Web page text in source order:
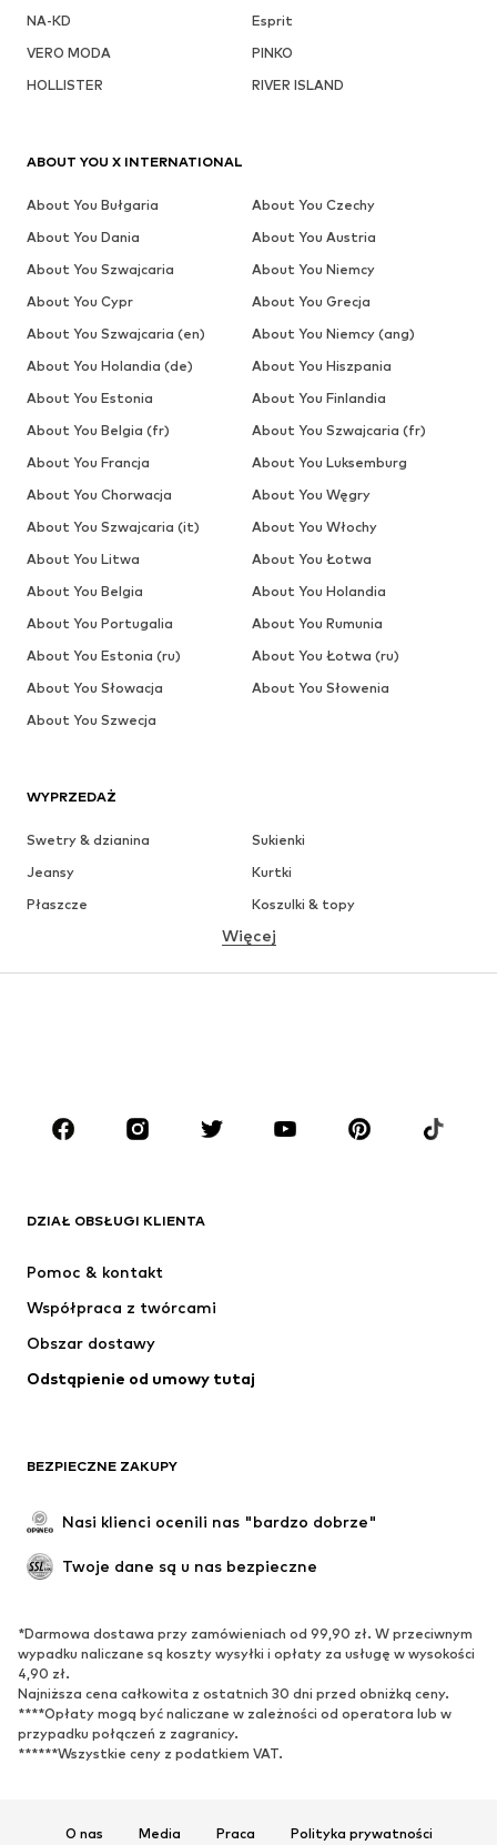
NA-KD
Esprit
VERO MODA
PINKO
HOLLISTER
RIVER ISLAND
WYPRZEDAŻ
Swetry & dzianina
Sukienki
Jeansy
Kurtki
Płaszcze
Koszulki & topy
Bielizna
Spódnice
Bluzki & koszule
Akcesoria
Premium
Nowości
Kurtki
Bielizna
Płaszcze
Spódnice
Specjalne okazje
Ekskluzywne
Nowości
Na czasie
Trampki & sneakersy
Czółenka & buty na obcasie
Kozaki
Sandały
Ekskluzywne
Więcej
DZIAŁ OBSŁUGI KLIENTA
Pomoc & kontakt
Współpraca z twórcami
Obszar dostawy
Odstąpienie od umowy tutaj
BEZPIECZNE ZAKUPY
Nasi klienci ocenili nas "bardzo dobrze"
Twoje dane są u nas bezpieczne
*Darmowa dostawa przy zamówieniach od 99,90 zł. W przeciwnym
wypadku naliczane są koszty wysyłki i opłaty za usługę w wysokości
4,90 zł.
Najniższa cena całkowita z ostatnich 30 dni przed obniżką ceny.
****Opłaty mogą być naliczane w zależności od operatora lub w
przypadku połączeń z zagranicy.
******Wszystkie ceny z podatkiem VAT.
O nas Media Praca Polityka prywatności
ABOUT YOU X INTERNATIONAL
About You Bułgaria
About You Czechy
About You Dania
About You Austria
About You Szwajcaria
About You Niemcy
About You Cypr
About You Grecja
About You Szwajcaria (en)
About You Niemcy (ang)
About You Holandia (de)
About You Hiszpania
About You Estonia
About You Finlandia
About You Belgia (fr)
About You Szwajcaria (fr)
About You Francja
About You Luksemburg
About You Chorwacja
About You Węgry
About You Szwajcaria (it)
About You Włochy
About You Litwa
About You Łotwa
About You Belgia
About You Holandia
About You Portugalia
About You Rumunia
About You Estonia (ru)
About You Łotwa (ru)
About You Słowacja
About You Słowenia
About You Szwecja